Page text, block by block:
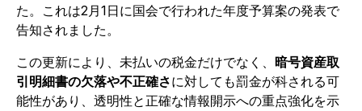
た。これは2月1日に国会で行われた年度予算案の発表で
告知されました。
この更新により、未払いの税金だけでなく、 暗号資産取
引明細書の欠落や不正確さに対しても罰金が科される可
能性があり、透明性と正確な情報開示への重点強化を示